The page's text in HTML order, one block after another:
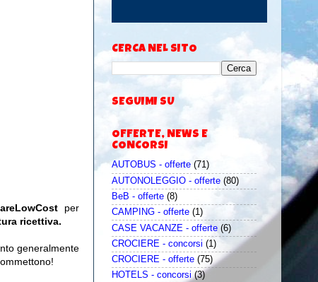
per
ricettiva.
generalmente
CERCA NEL SITO
SEGUIMI SU
OFFERTE, NEWS E
CONCORSI
AUTOBUS - offerte (71)
AUTONOLEGGIO - offerte (80)
BeB - offerte (8)
CAMPING - offerte (1)
CASE VACANZE - offerte (6)
CROCIERE - concorsi (1)
CROCIERE - offerte (75)
HOTELS - concorsi (3)